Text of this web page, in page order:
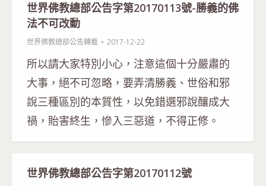
世界佛教總部公告字第20170113號-勝義的佛
法不可改動
世界佛教總部公告轉載 2017-12-22
所以請大家特別小心，注意這個十分嚴肅的
大事，絕不可忽略，要弄清勝義、世俗和邪
說三種區別的本質性，以免錯選邪說釀成大
禍，貽害終生，慘入三惡道，不得正修。
世界佛教總部公告字第20170112號